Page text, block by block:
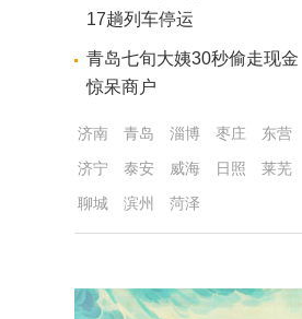
17趟列车停运
青岛七旬大姨30秒偷走现
惊呆商户
济南 青岛 淄博 枣庄 东营
济宁
泰安 威海 日照 莱芜
聊城
滨州 菏泽